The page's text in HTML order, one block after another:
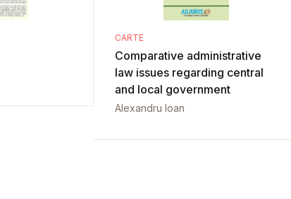
CARTE
Comparative administrative
law issues regarding central
and local government
Alexandru Ioan